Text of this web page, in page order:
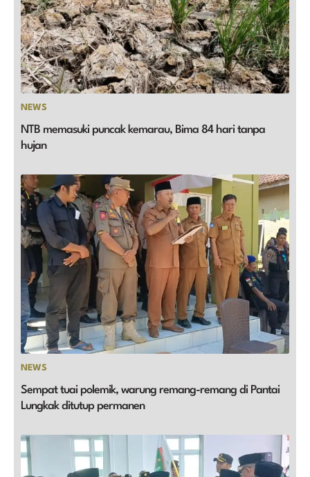
NEWS
NTB memasuki puncak kemarau, Bima 84 hari tanpa
hujan
NEWS
Sempat tuai polemik, warung remang-remang di Pantai
Lungkak ditutup permanen